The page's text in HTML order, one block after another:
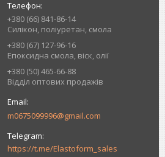
+380 (66) 841-86-14
Силікон, поліуретан, смола
+380 (67) 127-96-16
Епоксидна смола, віск, олії
+380 (50) 465-66-88
Відділ оптових продажів
m0675099996@gmail.com
https://t.me/Elastoform_sales